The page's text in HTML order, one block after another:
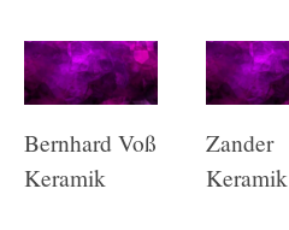
Bernhard Voß
Keramik
Zander
Keramik